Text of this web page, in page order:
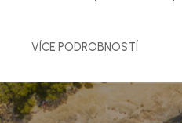
VÍCE PODROBNOSTÍ